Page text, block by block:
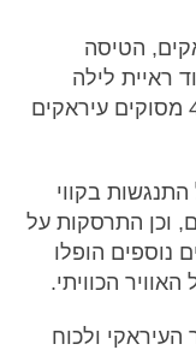
הטיסה
ראיית לילה
מתאים, גבתה מחיר כבד מאוד וכ- 40 מסוקים עיראקים
בשל התנגשות בקווי
וכן התרסקות על
הנחיתה. כ- 16 מסוקים נוספים הופלו
ולכוח